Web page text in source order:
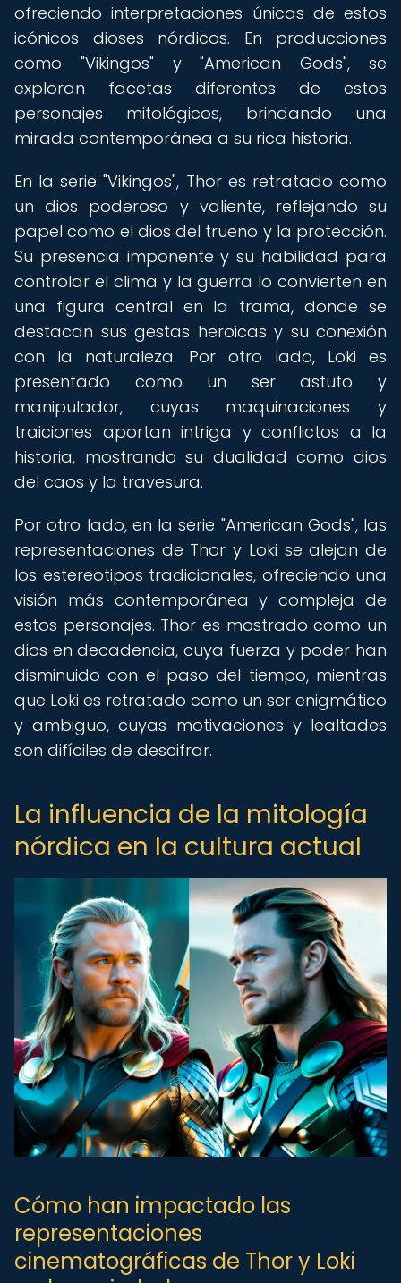
ofreciendo interpretaciones únicas de estos
icónicos dioses nórdicos. En producciones
como "Vikingos" y "American Gods", se
exploran facetas diferentes de estos
personajes mitológicos, brindando una
mirada contemporánea a su rica historia.
En la serie "Vikingos", Thor es retratado como
un dios poderoso y valiente, reflejando su
papel como el dios del trueno y la protección.
Su presencia imponente y su habilidad para
controlar el clima y la guerra lo convierten en
una figura central en la trama, donde se
destacan sus gestas heroicas y su conexión
con la naturaleza. Por otro lado, Loki es
presentado como un ser astuto y
manipulador, cuyas maquinaciones y
traiciones aportan intriga y conflictos a la
historia, mostrando su dualidad como dios
del caos y la travesura.
Por otro lado, en la serie "American Gods", las
representaciones de Thor y Loki se alejan de
los estereotipos tradicionales, ofreciendo una
visión más contemporánea y compleja de
estos personajes. Thor es mostrado como un
dios en decadencia, cuya fuerza y poder han
disminuido con el paso del tiempo, mientras
que Loki es retratado como un ser enigmático
y ambiguo, cuyas motivaciones y lealtades
son difíciles de descifrar.
La influencia de la mitología
nórdica en la cultura actual
Cómo han impactado las
representaciones
cinematográficas de Thor y Loki